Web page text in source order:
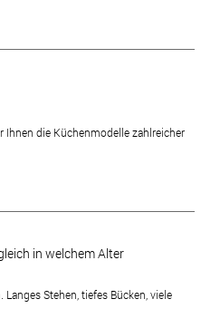
die Küchenmodelle zahlreicher
in welchem Alter
Stehen, tiefes Bücken, viele